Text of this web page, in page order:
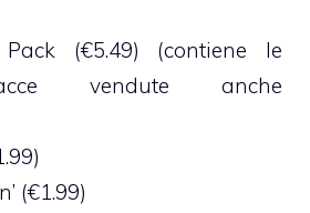
(€5.49) (contiene le
vendute anche
(€1.99)